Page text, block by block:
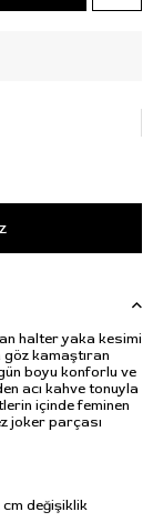
halter yaka kesimi
kamaştıran
boyu konforlu ve
acı kahve tonuyla
içinde feminen
joker parçası
değişiklik